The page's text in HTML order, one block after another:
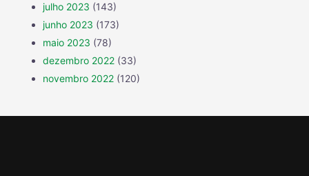
julho 2023 (143)
junho 2023 (173)
maio 2023 (78)
dezembro 2022 (33)
novembro 2022 (120)